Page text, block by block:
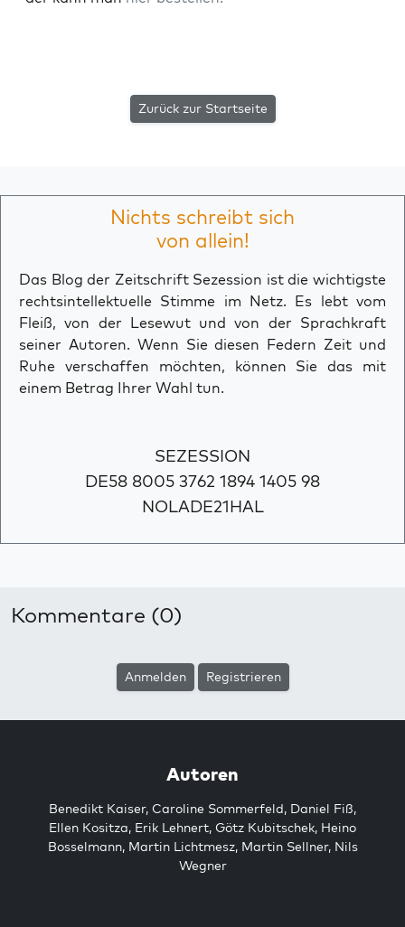
Zurück zur Startseite
Nichts schreibt sich
von allein!
Das Blog der Zeitschrift Sezession ist die wichtigste
rechtsintellektuelle Stimme im Netz. Es lebt vom
Fleiß, von der Lesewut und von der Sprachkraft
seiner Autoren. Wenn Sie diesen Federn Zeit und
Ruhe verschaffen möchten, können Sie das mit
einem Betrag Ihrer Wahl tun.
SEZESSION
DE58 8005 3762 1894 1405 98
NOLADE21HAL
Kommentare (0)
Anmelden Registrieren
Autoren
Benedikt Kaiser, Caroline Sommerfeld, Daniel Fiß,
Ellen Kositza, Erik Lehnert, Götz Kubitschek, Heino
Bosselmann, Martin Lichtmesz, Martin Sellner, Nils
Wegner